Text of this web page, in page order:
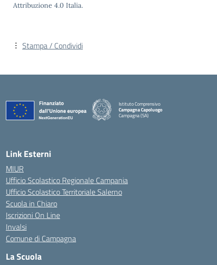
Attribuzione 4.0 Italia.
Stampa / Condividi
Istituto Comprensivo
Campagna Capoluogo
Campagna (SA)
Link Esterni
MIUR
Ufficio Scolastico Regionale Campania
Ufficio Scolastico Territoriale Salerno
Scuola in Chiaro
Iscrizioni On Line
Invalsi
Comune di Campagna
La Scuola